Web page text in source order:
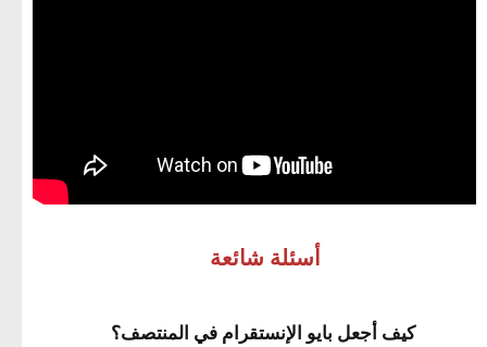
أسئلة شائعة
كيف أجعل بايو الإنستقرام في المنتصف؟​